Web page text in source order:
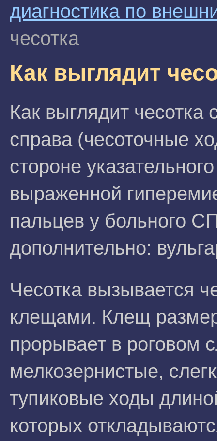
диагностика по
чесотка
Как выглядит
Как выглядит чесотка
справа (чесоточные
стороне
выраженной
пальцев у больного
дополнительно:
Чесотка вызывается
клещами. Клещ
прорывает в роговом
мелкозернистые,
тупиковые ходы
которых